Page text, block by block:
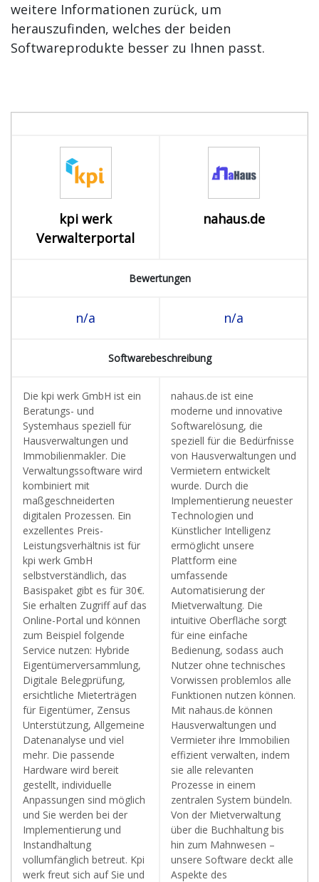
weitere Informationen zurück, um
herauszufinden, welches der beiden
Softwareprodukte besser zu Ihnen passt.
kpi werk
Verwalterportal
nahaus.de
Bewertungen
n/a n/a
Softwarebeschreibung
Die kpi werk GmbH ist ein
Beratungs- und
Systemhaus speziell für
Hausverwaltungen und
Immobilienmakler. Die
Verwaltungssoftware wird
kombiniert mit
maßgeschneiderten
digitalen Prozessen. Ein
exzellentes Preis-
Leistungsverhältnis ist für
kpi werk GmbH
selbstverständlich, das
Basispaket gibt es für 30€.
Sie erhalten Zugriff auf das
Online-Portal und können
zum Beispiel folgende
Service nutzen: Hybride
Eigentümerversammlung,
Digitale Belegprüfung,
ersichtliche Mieterträgen
für Eigentümer, Zensus
Unterstützung, Allgemeine
Datenanalyse und viel
mehr. Die passende
Hardware wird bereit
gestellt, individuelle
Anpassungen sind möglich
und Sie werden bei der
Implementierung und
Instandhaltung
vollumfänglich betreut. Kpi
werk freut sich auf Sie und
nahaus.de ist eine
moderne und innovative
Softwarelösung, die
speziell für die Bedürfnisse
von Hausverwaltungen und
Vermietern entwickelt
wurde. Durch die
Implementierung neuester
Technologien und
Künstlicher Intelligenz
ermöglicht unsere
Plattform eine
umfassende
Automatisierung der
Mietverwaltung. Die
intuitive Oberfläche sorgt
für eine einfache
Bedienung, sodass auch
Nutzer ohne technisches
Vorwissen problemlos alle
Funktionen nutzen können.
Mit nahaus.de können
Hausverwaltungen und
Vermieter ihre Immobilien
effizient verwalten, indem
sie alle relevanten
Prozesse in einem
zentralen System bündeln.
Von der Mietverwaltung
über die Buchhaltung bis
hin zum Mahnwesen –
unsere Software deckt alle
Aspekte des